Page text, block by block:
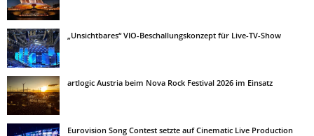
„Unsichtbares“ VIO-Beschallungskonzept für Live-TV-Show
artlogic Austria beim Nova Rock Festival 2026 im Einsatz
Eurovision Song Contest setzte auf Cinematic Live Production